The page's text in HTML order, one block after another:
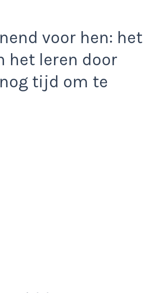
voor hen: het
het leren door
tijd om te